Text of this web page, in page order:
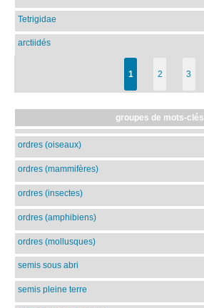
Tetrigidae
arctiidés
1 2 3
groupes de mots-clés
ordres (oiseaux)
ordres (mammifères)
ordres (insectes)
ordres (amphibiens)
ordres (mollusques)
semis sous abri
semis pleine terre